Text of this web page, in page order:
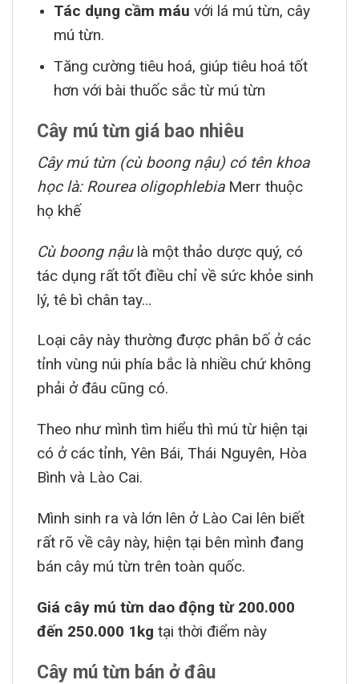
Tác dụng cầm máu với lá mú từn, cây
mú từn.
Tăng cường tiêu hoá, giúp tiêu hoá tốt
hơn với bài thuốc sắc từ mú từn
Cây mú từn giá bao nhiêu
Cây mú từn (cù boong nậu) có tên khoa
học là: Rourea oligophlebiaMerr thuộc
họ khế
Cù boong nậulà một thảo dược quý, có
tác dụng rất tốt điều chỉ về sức khỏe sinh
lý, tê bì chân tay…
Loại cây này thường được phân bố ở các
tỉnh vùng núi phía bắc là nhiều chứ không
phải ở đâu cũng có.
Theo như mình tìm hiểu thì mú từ hiện tại
có ở các tỉnh, Yên Bái, Thái Nguyên, Hòa
Bình và Lào Cai.
Mình sinh ra và lớn lên ở Lào Cai lên biết
rất rõ về cây này, hiện tại bên mình đang
bán cây mú từn trên toàn quốc.
Giá cây mú từn dao động từ 200.000
đến 250.000 1kg tại thời điểm này
Cây mú từn bán ở đâu